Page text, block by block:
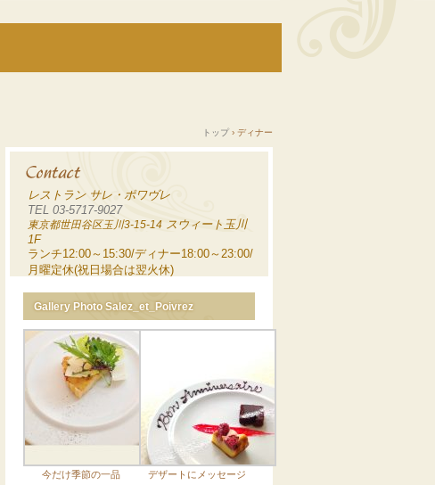
レストラン サレ・ポワヴレ
TEL 03-5717-9027
東京都世田谷区玉川3-15-14 スウィート玉川
1F
ランチ12:00～15:30/ディナー18:00～23:00/
月曜定休(祝日場合は翌火休)
トップ › ディナー
Gallery Photo Salez_et_Poivrez
今だけ季節の一品 デザートにメッセージ